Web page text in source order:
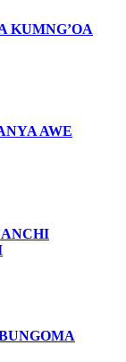
KUMNG’OA
AWE